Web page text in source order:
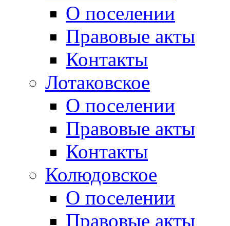
О поселении
Правовые акты
Контакты
Лотаковское
О поселении
Правовые акты
Контакты
Колюдовское
О поселении
Правовые акты